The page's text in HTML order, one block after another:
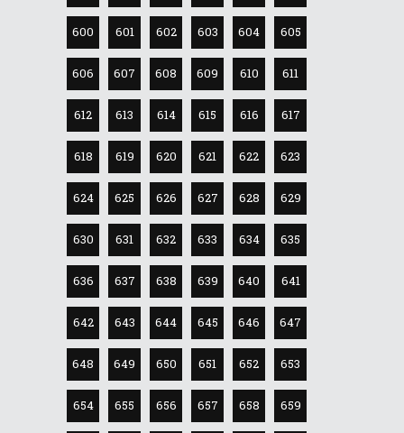
600 601 602 603 604 605
606 607 608 609 610 611
612 613 614 615 616 617
618 619 620 621 622 623
624 625 626 627 628 629
630 631 632 633 634 635
636 637 638 639 640 641
642 643 644 645 646 647
648 649 650 651 652 653
654 655 656 657 658 659